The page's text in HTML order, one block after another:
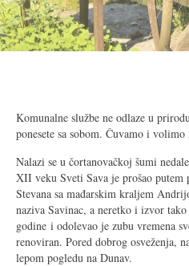
Komunalne službe ne odlaze u
ponesete sa sobom. Čuvamo i volimo
Nalazi se u čortanovačkoj šumi
XII veku Sveti Sava je prošao
Stevana sa mađarskim kraljem
naziva Savinac, a neretko i izvor
godine i odolevao je zubu vremena
renoviran. Pored dobrog osveženja,
lepom pogledu na Dunav.